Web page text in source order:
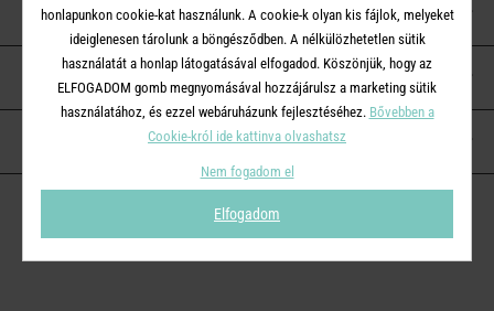
ÜGYFÉLSZOLGÁLAT
A BUTLERS-RŐL
KAPCSOLAT
honlapunkon cookie-kat használunk. A cookie-k olyan kis fájlok, melyeket
ideiglenesen tárolunk a böngésződben. A nélkülözhetetlen sütik
használatát a honlap látogatásával elfogadod. Köszönjük, hogy az
ELFOGADOM gomb megnyomásával hozzájárulsz a marketing sütik
használatához, és ezzel webáruházunk fejlesztéséhez. Bővebben a
Cookie-król ide kattinva olvashatsz
Nem fogadom el
Elfogadom